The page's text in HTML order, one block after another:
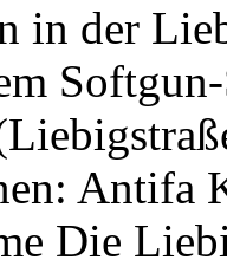
in der
Antifa
Die